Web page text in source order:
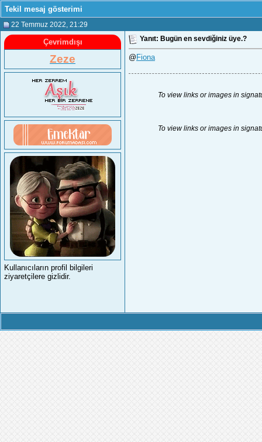
Tekil mesaj gösterimi
22 Temmuz 2022 , 21:29
Çevrimdışı
Zeze
Kullanıcıların profil bilgileri
ziyaretçilere gizlidir.
Yanıt: Bugün en sevdiğiniz üye.?
@ Fiona
To view links or images in
To view links or images in